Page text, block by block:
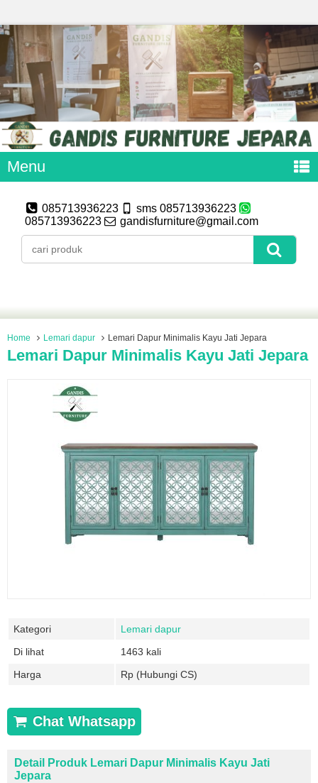
Menu
085713936223
sms 085713936223
085713936223
gandisfurniture@gmail.com
Home Lemari dapur Lemari Dapur Minimalis Kayu Jati Jepara
Lemari Dapur Minimalis Kayu Jati Jepara
Kategori
Lemari dapur
Di lihat
1463 kali
Harga
Rp (Hubungi CS)
Chat Whatsapp
Detail Produk Lemari Dapur Minimalis Kayu Jati
Jepara